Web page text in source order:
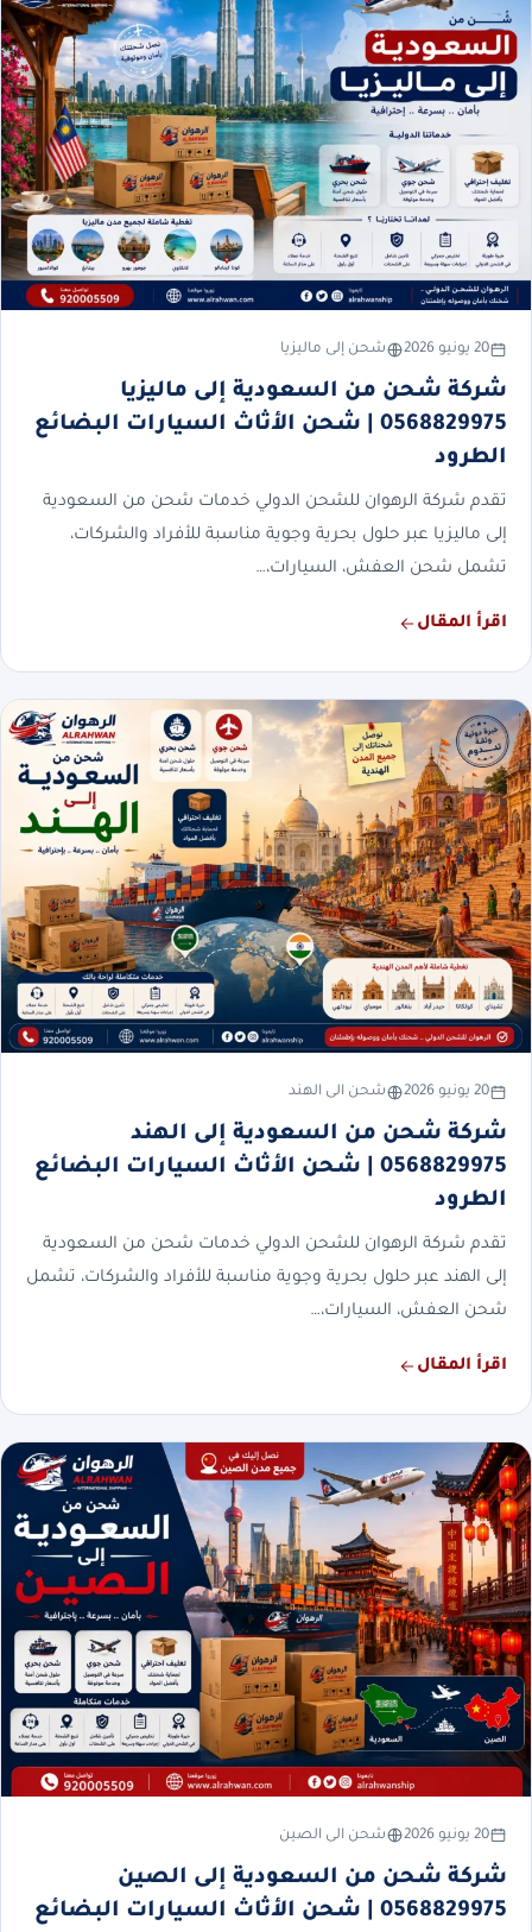
20 يونيو 2026 شحن إلى ماليزيا
شركة شحن من السعودية إلى ماليزيا
0568829975 | شحن الأثاث السيارات البضائع
الطرود
تقدم شركة الرهوان للشحن الدولي خدمات شحن من السعودية
إلى ماليزيا عبر حلول بحرية وجوية مناسبة للأفراد والشركات،
تشمل شحن العفش، السيارات،…
اقرأ المقال
20 يونيو 2026 شحن الى الهند
شركة شحن من السعودية إلى الهند
0568829975 | شحن الأثاث السيارات البضائع
الطرود
تقدم شركة الرهوان للشحن الدولي خدمات شحن من السعودية
إلى الهند عبر حلول بحرية وجوية مناسبة للأفراد والشركات، تشمل
شحن العفش، السيارات،…
اقرأ المقال
20 يونيو 2026 شحن الى الصين
شركة شحن من السعودية إلى الصين
0568829975 | شحن الأثاث السيارات البضائع